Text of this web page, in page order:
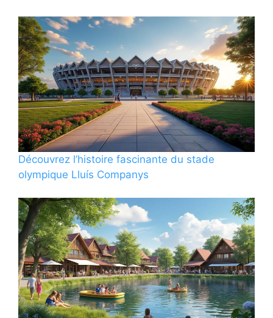
Découvrez l’histoire fascinante du stade
olympique Lluís Companys